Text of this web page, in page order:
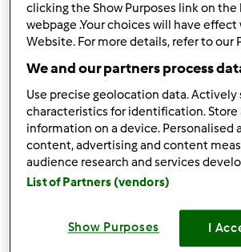
6 4 Fácil 4
Arroz chau chau
porggi
34 16 Fácil 4
4.6(12)
Bolachas
clicking the Show Purposes link on
webpage .Your choices will have
Website. For more details, refer to our
We and our partners process
Use precise geolocation data. Actively
characteristics for identification. Store
information on a device. Personalised
content, advertising and content
audience research and services
List of Partners (vendors)
Show Purposes I